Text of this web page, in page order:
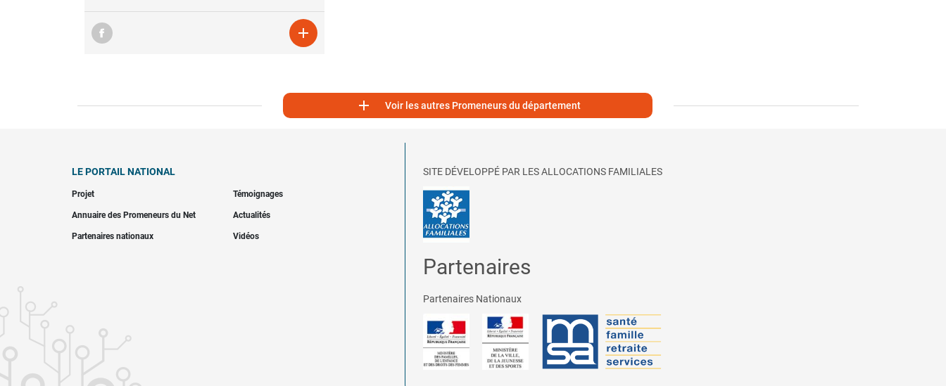

 Voir les autres Promeneurs du département
LE PORTAIL NATIONAL
Projet Témoignages
Annuaire des Promeneurs du Net Actualités
Partenaires nationaux Vidéos
SITE DÉVELOPPÉ PAR LES ALLOCATIONS FAMILIALES
Partenaires
Partenaires Nationaux